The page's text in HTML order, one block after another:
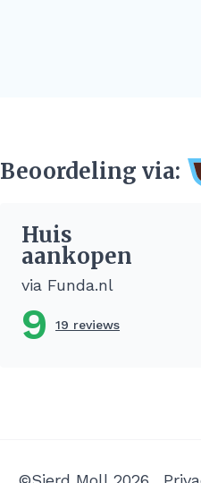
Beoordeling via:
Huis
aankopen
via Funda.nl
9 19 reviews